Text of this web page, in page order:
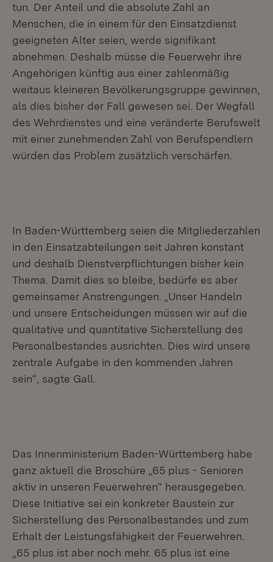
tun. Der Anteil und die absolute Zahl an
Menschen, die in einem für den Einsatzdienst
geeigneten Alter seien, werde signifikant
abnehmen. Deshalb müsse die Feuerwehr ihre
Angehörigen künftig aus einer zahlenmäßig
weitaus kleineren Bevölkerungsgruppe gewinnen,
als dies bisher der Fall gewesen sei. Der Wegfall
des Wehrdienstes und eine veränderte Berufswelt
mit einer zunehmenden Zahl von Berufspendlern
würden das Problem zusätzlich verschärfen.
In Baden-Württemberg seien die Mitgliederzahlen
in den Einsatzabteilungen seit Jahren konstant
und deshalb Dienstverpflichtungen bisher kein
Thema. Damit dies so bleibe, bedürfe es aber
gemeinsamer Anstrengungen. „Unser Handeln
und unsere Entscheidungen müssen wir auf die
qualitative und quantitative Sicherstellung des
Personalbestandes ausrichten. Dies wird unsere
zentrale Aufgabe in den kommenden Jahren
sein“, sagte Gall.
Das Innenministerium Baden-Württemberg habe
ganz aktuell die Broschüre „65 plus - Senioren
aktiv in unseren Feuerwehren“ herausgegeben.
Diese Initiative sei ein konkreter Baustein zur
Sicherstellung des Personalbestandes und zum
Erhalt der Leistungsfähigkeit der Feuerwehren.
„65 plus ist aber noch mehr. 65 plus ist eine